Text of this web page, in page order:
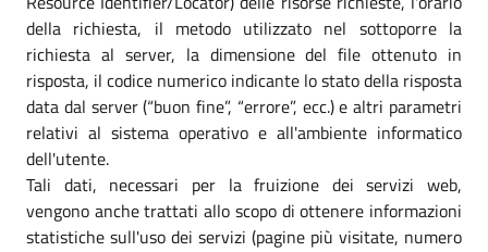
della richiesta, il metodo utilizzato nel sottoporre la
richiesta al server, la dimensione del file ottenuto in
risposta, il codice numerico indicante lo stato della risposta
data dal server (“buon fine”, “errore”, ecc.) e altri parametri
relativi al sistema operativo e all'ambiente informatico
dell'utente.
Tali dati, necessari per la fruizione dei servizi web,
vengono anche trattati allo scopo di ottenere informazioni
statistiche sull'uso dei servizi (pagine più visitate, numero